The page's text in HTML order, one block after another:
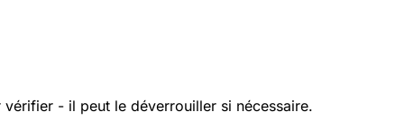
- il peut le déverrouiller si nécessaire.